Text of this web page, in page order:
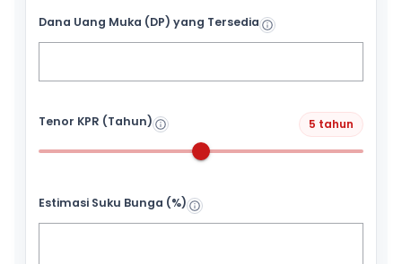
Dana Uang Muka (DP) yang Tersedia
Tenor KPR (Tahun) 5 tahun
Estimasi Suku Bunga (%)